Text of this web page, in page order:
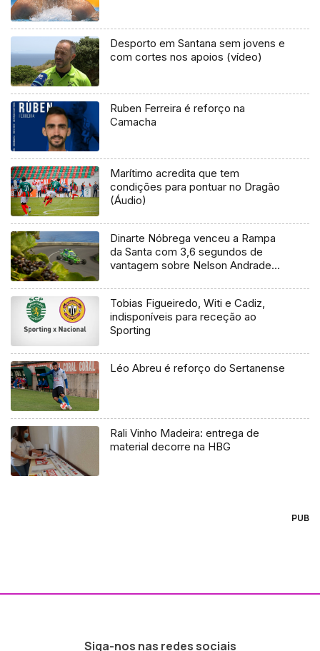
Desporto em Santana sem jovens e
com cortes nos apoios (vídeo)
Ruben Ferreira é reforço na
Camacha
Marítimo acredita que tem
condições para pontuar no Dragão
(Áudio)
Dinarte Nóbrega venceu a Rampa
da Santa com 3,6 segundos de
vantagem sobre Nelson Andrade
Tobias Figueiredo, Witi e Cadiz,
indisponíveis para receção ao
Sporting
Léo Abreu é reforço do Sertanense
Rali Vinho Madeira: entrega de
material decorre na HBG
PUB
Siga-nos nas redes sociais